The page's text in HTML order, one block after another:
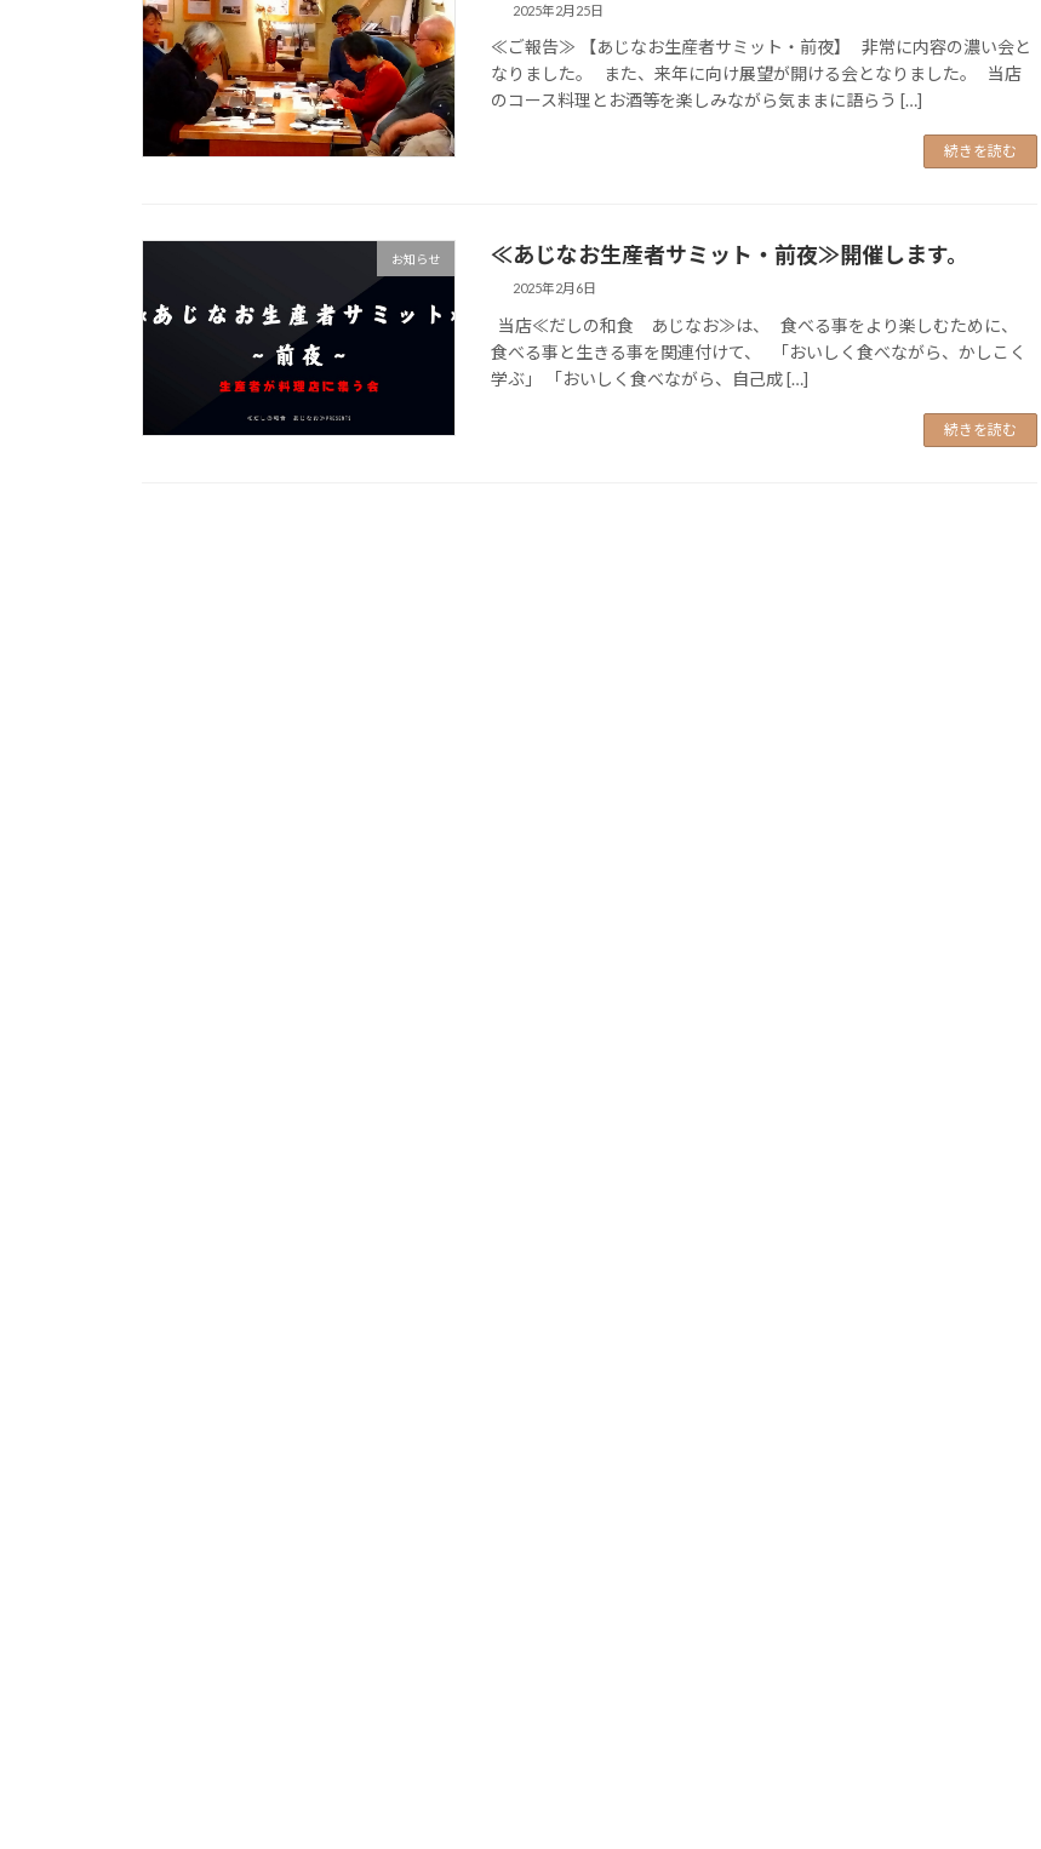
2025年2月25日
≪ご報告≫ 【あじなお生産者サミット・前夜】 非常に内容の濃い会と
なりました。 また、来年に向け展望が開ける会となりました。 当店
のコース料理とお酒等を楽しみながら気ままに語らう […]
続きを読む
お知らせ ≪あじなお生産者サミット・前夜≫開催します。
2025年2月6日
当店≪だしの和食 あじなお≫は、 食べる事をより楽しむために、
食べる事と生きる事を関連付けて、 「おいしく食べながら、かしこく
学ぶ」 「おいしく食べながら、自己成 […]
続きを読む